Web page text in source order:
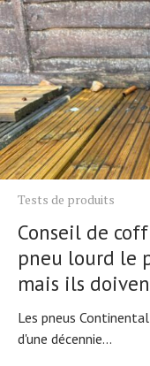
Tests de produits
Conseil de
pneu lourd le
mais ils
Les pneus
d'une décennie...